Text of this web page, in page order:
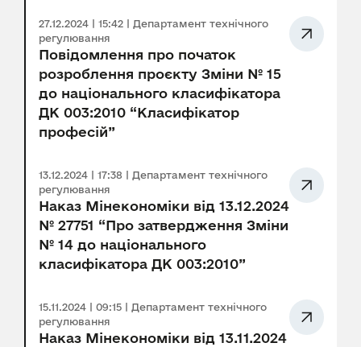
27.12.2024 | 15:42 | Департамент технічного
регулювання
Повідомлення про початок
розроблення проєкту Зміни № 15
до національного класифікатора
ДК 003:2010 “Класифікатор
професій”
13.12.2024 | 17:38 | Департамент технічного
регулювання
Наказ Мінекономіки від 13.12.2024
№ 27751 “Про затвердження Зміни
№ 14 до національного
класифікатора ДК 003:2010”
15.11.2024 | 09:15 | Департамент технічного
регулювання
Наказ Мінекономіки від 13.11.2024